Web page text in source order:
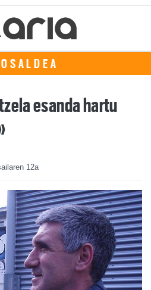
esanda hartu
12a